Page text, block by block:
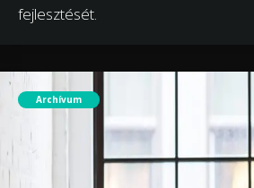
fejlesztését.
Archívum